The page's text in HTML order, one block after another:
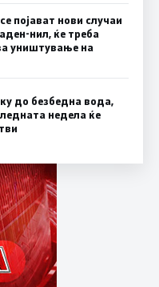
појават нови случаи
нил, ќе треба
уништување на
до безбедна вода,
недела ќе